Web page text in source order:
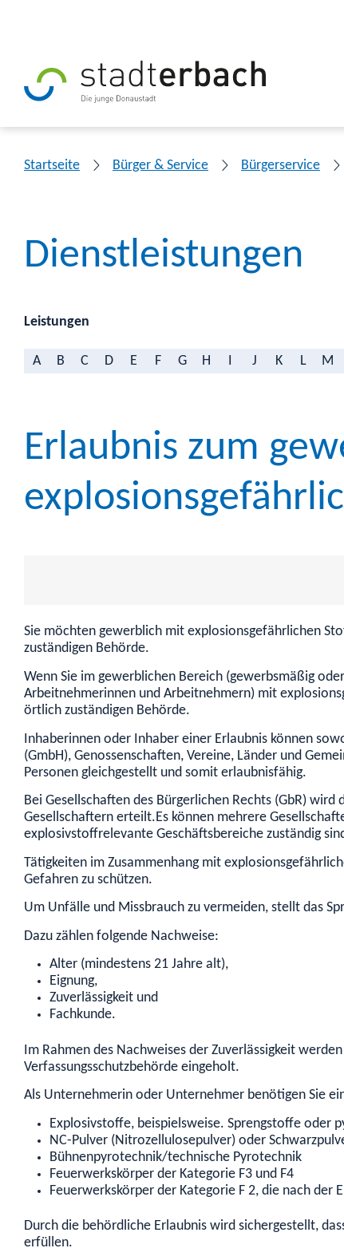
Startseite Bürger & Service Bürgerservice
Dienstleistungen
Leistungen
A B C D E F G H J K L M
Erlaubnis zum
Sie möchten gewerblich mit explosionsgefährlichen
zuständigen Behörde.
Wenn Sie im gewerblichen Bereich (gewerbsmäßig
Arbeitnehmerinnen und Arbeitnehmern) mit
örtlich zuständigen Behörde.
Inhaberinnen oder Inhaber einer Erlaubnis können
(GmbH), Genossenschaften, Vereine, Länder und
Personen gleichgestellt und somit erlaubnisfähig.
Bei Gesellschaften des Bürgerlichen Rechts (GbR)
Gesellschaftern erteilt.Es können mehrere
explosivstoffrelevante Geschäftsbereiche zuständig
Tätigkeiten im Zusammenhang mit
Gefahren zu schützen.
Um Unfälle und Missbrauch zu vermeiden, stellt das
Dazu zählen folgende Nachweise:
Alter (mindestens 21 Jahre alt),
Eignung,
Zuverlässigkeit und
Fachkunde.
Im Rahmen des Nachweises der Zuverlässigkeit
Verfassungsschutzbehörde eingeholt.
Als Unternehmerin oder Unternehmer benötigen Sie
Explosivstoffe, beispielsweise. Sprengstoffe oder
NC-Pulver (Nitrozellulosepulver) oder
Bühnenpyrotechnik/technische Pyrotechnik
Feuerwerkskörper der Kategorie F3 und F4
Feuerwerkskörper der Kategorie F 2, die nach der
Durch die behördliche Erlaubnis wird sichergestellt,
erfüllen.